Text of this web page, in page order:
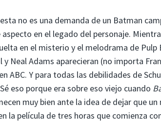
no es una demanda de un Batman
aspecto en el legado del personaje.
en el misterio y el melodrama de
y Neal Adams aparecieran (no importa
ABC. Y para todas las debilidades de
eso porque era sobre eso viejo cuando
muy bien ante la idea de dejar que
la película de tres horas que comienza